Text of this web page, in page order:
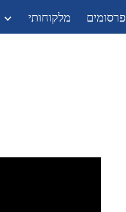
מלקוחותי פרסומים